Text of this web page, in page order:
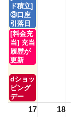
曜
日,
8
月
10th
2026
ド積立]
③口座
引落日
月
曜
日,
8
10th
2026
[料金充
当] 充当
履歴が
更新
月
曜
日,
8
dショッ
ピング
デー
17 18